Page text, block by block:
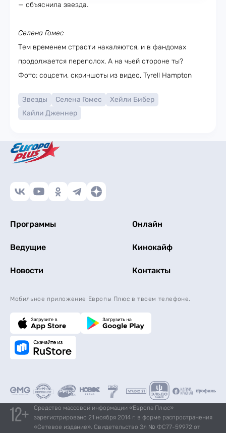
— объяснила звезда.
Селена Гомес
Тем временем страсти накаляются, и в фандомах
продолжается переполох. А на чьей стороне ты?
Фото: соцсети, скриншоты из видео, Tyrell Hampton
Звезды Селена Гомес
Хейли Бибер
Кайли Дженнер
Программы Онлайн
Ведущие Кинокайф
Новости Контакты
Мобильное приложение Европы Плюс в твоем телефоне.
Средство массовой информации «Европа Плюс»
зарегистрировано 21 ноября 2014 г. в форме распространения
«Сетевое издание». Свидетельство Эл № ФС77-59972 от